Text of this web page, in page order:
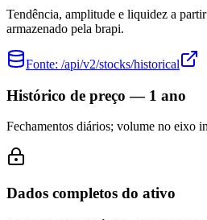
Tendência, amplitude e liquidez a
armazenado pela brapi.
Fonte: /api/v2/stocks/historical
Histórico de preço — 1 ano
Fechamentos diários; volume no eixo
Dados completos do ativo